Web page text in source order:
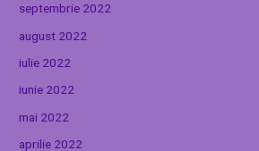
septembrie 2022
august 2022
iulie 2022
iunie 2022
mai 2022
aprilie 2022